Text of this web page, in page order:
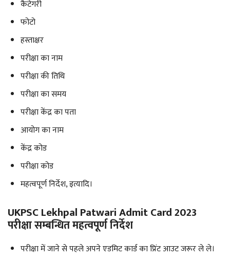
कैटेगरी
फोटो
हस्ताक्षर
परीक्षा का नाम
परीक्षा की तिथि
परीक्षा का समय
परीक्षा केंद्र का पता
आयोग का नाम
केंद्र कोड
परीक्षा कोड
महत्वपूर्ण निर्देश, इत्यादि।
UKPSC Lekhpal Patwari Admit Card 2023
परीक्षा सम्बन्धित महत्वपूर्ण निर्देश
परीक्षा में जाने से पहले अपने एडमिट कार्ड का प्रिंट आउट जरूर ले ले।